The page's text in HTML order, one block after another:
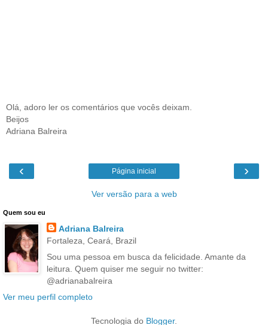
Olá, adoro ler os comentários que vocês deixam.
Beijos
Adriana Balreira
‹ ›
Página inicial
Ver versão para a web
Quem sou eu
Adriana Balreira
Fortaleza, Ceará, Brazil
Sou uma pessoa em busca da felicidade. Amante da
leitura. Quem quiser me seguir no twitter:
@adrianabalreira
Ver meu perfil completo
Tecnologia do Blogger.